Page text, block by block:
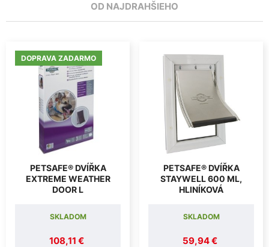
OD NAJDRAHŠIEHO
DOPRAVA ZADARMO
PETSAFE® DVÍŘKA
EXTREME WEATHER
DOOR L
108,11 €
SKLADOM
PETSAFE® DVÍŘKA
STAYWELL 600 ML,
HLINÍKOVÁ
59,94 €
SKLADOM